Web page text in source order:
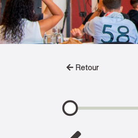
Retour